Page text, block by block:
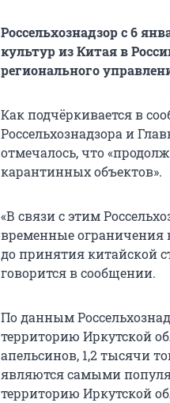
Россельхознадзор с 6
культур из Китая в
регионального
Как подчёркивается в
Россельхознадзора и
отмечалось, что
карантинных объектов».
«В связи с этим
временные ограничения
до принятия китайской
говорится в сообщении.
По данным
территорию Иркутской
апельсинов, 1,2 тысячи
являются самыми
территорию Иркутской